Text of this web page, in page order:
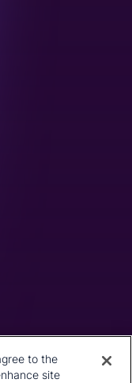
心
策
细则
to the
site